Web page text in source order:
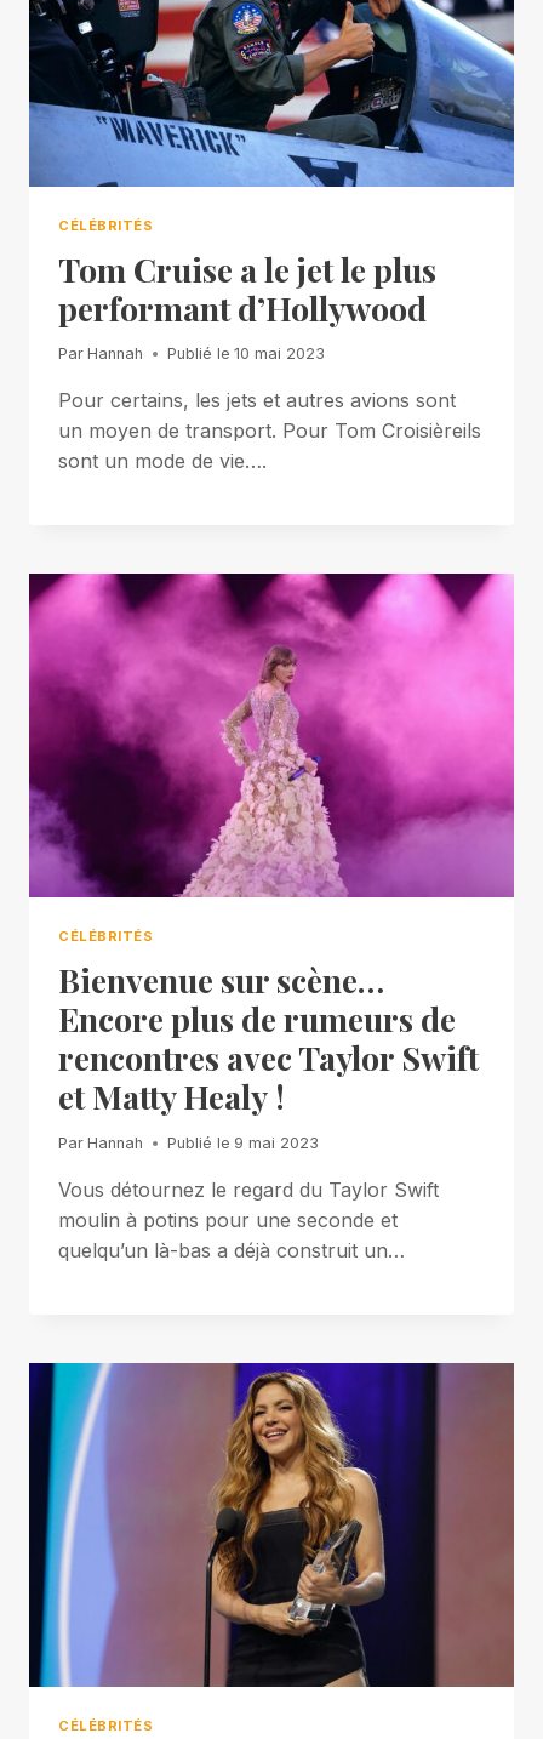
CÉLÉBRITÉS
Tom Cruise a le jet le plus
performant d’Hollywood
Par Hannah Publié le 10 mai 2023
Pour certains, les jets et autres avions sont
un moyen de transport. Pour Tom Croisièreils
sont un mode de vie….
CÉLÉBRITÉS
Bienvenue sur scène…
Encore plus de rumeurs de
rencontres avec Taylor Swift
et Matty Healy !
Par Hannah Publié le 9 mai 2023
Vous détournez le regard du Taylor Swift
moulin à potins pour une seconde et
quelqu’un là-bas a déjà construit un…
CÉLÉBRITÉS